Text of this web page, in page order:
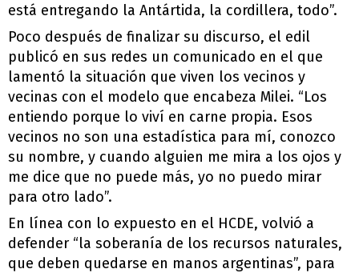
está entregando la Antártida, la cordillera, todo”.
Poco después de finalizar su discurso, el edil
publicó en sus redes un comunicado en el que
lamentó la situación que viven los vecinos y
vecinas con el modelo que encabeza Milei. “Los
entiendo porque lo viví en carne propia. Esos
vecinos no son una estadística para mí, conozco
su nombre, y cuando alguien me mira a los ojos y
me dice que no puede más, yo no puedo mirar
para otro lado”.
En línea con lo expuesto en el HCDE, volvió a
defender “la soberanía de los recursos naturales,
que deben quedarse en manos argentinas”, para